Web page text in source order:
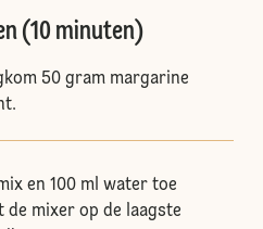
(10 minuten)
50 gram margarine
en 100 ml water toe
de mixer op de laagste